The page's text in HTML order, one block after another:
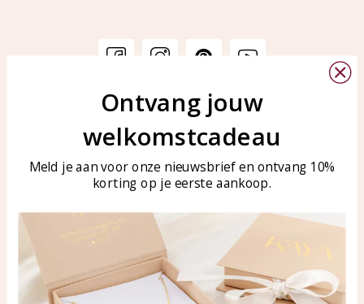
Customer service
Customer service
Care for your jewelry
KAYA Sieraden
Bellen of WhatsApp Ma-Vr
tussen 09:00-17:00
Tel: 0850003187
WhatsApp: 0850003187
klantenservice@kayasierade
Products KAYA Sieraden
Ontvang jouw
welkomstcadeau
Meld je aan voor onze nieuwsbrief en ontvang 10%
korting op je eerste aankoop.